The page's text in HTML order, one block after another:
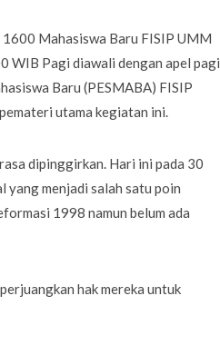
Mahasiswa Baru FISIP UMM
WIB Pagi diawali dengan apel pagi
Baru (PESMABA) FISIP
utama kegiatan ini.
dipinggirkan. Hari ini pada 30
menjadi salah satu poin
1998 namun belum ada
hak mereka untuk